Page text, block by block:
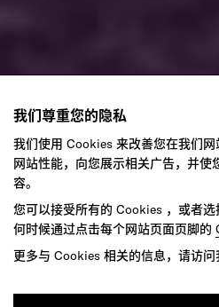
我们尊重您的隐私
我们使用 Cookies 来改善您在我们
网站性能，向您展示相关广告，并使
容。
您可以接受所有的 Cookies ，或者
何时候通过点击每个网站页面页脚的
更多与 Cookies 相关的信息，请访问